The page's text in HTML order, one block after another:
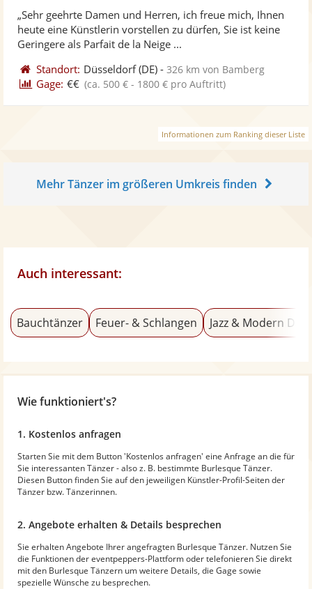
Fotos
5
„Sehr geehrte Damen und Herren, ich freue mich, Ihnen
heute eine Künstlerin vorstellen zu dürfen, Sie ist keine
Geringere als Parfait de la Neige ...
Standort: Düsseldorf(DE) -326 km von Bamberg
Gage: €€ (ca. 500 € - 1800 € pro Auftritt)
Informationen zum Ranking dieser Liste
Mehr Tänzer im größeren Umkreis finden
Auch interessant:
Bauchtänzer Feuer- & Schlangen Jazz & Modern
Wie funktioniert's?
1. Kostenlos anfragen
Starten Sie mit dem Button 'Kostenlos anfragen' eine Anfrage an die für
Sie interessanten Tänzer - also z. B. bestimmte Burlesque Tänzer.
Diesen Button finden Sie auf den jeweiligen Künstler-Profil-Seiten der
Tänzer bzw. Tänzerinnen.
2. Angebote erhalten & Details besprechen
Sie erhalten Angebote Ihrer angefragten Burlesque Tänzer. Nutzen Sie
die Funktionen der eventpeppers-Plattform oder telefonieren Sie direkt
mit den Burlesque Tänzern um weitere Details, die Gage sowie
spezielle Wünsche zu besprechen.